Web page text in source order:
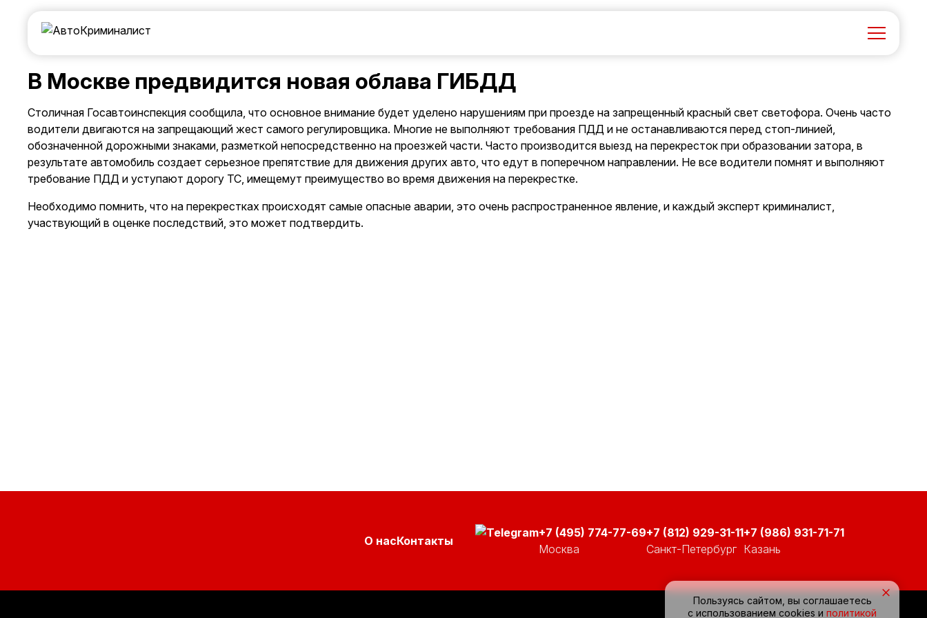
В Москве предвидится новая облава ГИБДД
Столичная Госавтоинспекция сообщила, что основное внимание будет уделено нарушениям при проезде на запрещенный красный свет светофора. Очень часто
водители двигаются на запрещающий жест самого регулировщика. Многие не выполняют требования ПДД и не останавливаются перед стоп-линией,
обозначенной дорожными знаками, разметкой непосредственно на проезжей части. Часто производится выезд на перекресток при образовании затора, в
результате автомобиль создает серьезное препятствие для движения других авто, что едут в поперечном направлении. Не все водители помнят и выполняют
требование ПДД и уступают дорогу ТС, имещемут преимущество во время движения на перекрестке.
Необходимо помнить, что на перекрестках происходят самые опасные аварии, это очень распространенное явление, и каждый эксперт криминалист,
участвующий в оценке последствий, это может подтвердить.
О насКонтакты
+7 (495) 774-77-69
Москва
+7 (812) 929-31-11
Санкт-Петербург
+7 (986) 931-71-71
Казань
×
Пользуясь сайтом, вы соглашаетесь
с использованием cookies и политикой